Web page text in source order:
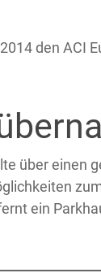
den ACI
über einen
ein